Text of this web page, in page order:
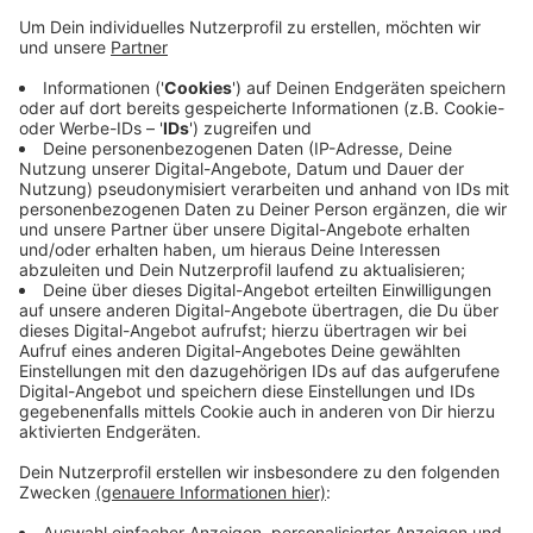
Zuwachs, die Trakehnerstute TSF Dalera BB wird mit
Das 17-jährige Pferd von Jessica von Bredlow-Werndl
hat sich den Platz am Pferde-Walk of Fame mit vier
olympischen Goldmedaillen, sechs EM-Titeln, zwei
Weltcup-Siegen und einem Sieg im Lindt-Preis beim
CHIO Aachen im letzten Jahr verdient.
Wichtigste Bedingung für einen Platz auf der
Aachener Heldenmeile ist ein Sieg im Rolex Grand Prix,
dem Lindt-Preis oder SAP-Cup.
Anzeige